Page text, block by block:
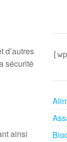
d’autres
sécurité
ainsi